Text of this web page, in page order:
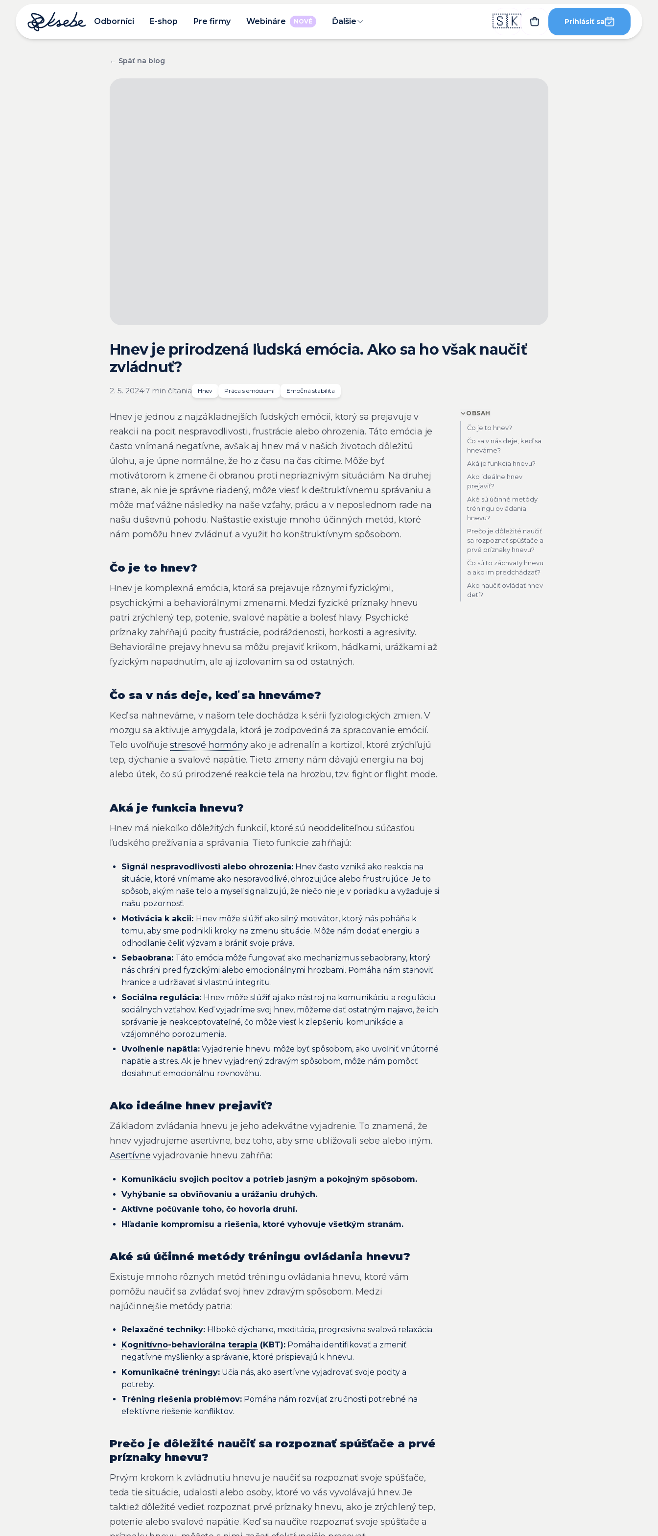
Odborníci E-shop Pre firmy Webináre NOVÉ Ďalšie 🇸🇰 Prihlásiť sa
← Späť na blog
Hnev je prirodzená ľudská emócia. Ako sa ho však naučiť
zvládnuť?
2. 5. 2024·7 min čítania Hnev Práca s emóciami Emočná stabilita
Hnev je jednou z najzákladnejších ľudských emócií, ktorý sa prejavuje v
reakcii na pocit nespravodlivosti, frustrácie alebo ohrozenia. Táto emócia je
často vnímaná negatívne, avšak aj hnev má v našich životoch dôležitú
úlohu, a je úpne normálne, že ho z času na čas cítime. Môže byť
motivátorom k zmene či obranou proti nepriaznivým situáciám. Na druhej
strane, ak nie je správne riadený, môže viesť k deštruktívnemu správaniu a
môže mať vážne následky na naše vzťahy, prácu a v neposlednom rade na
našu duševnú pohodu. Našťastie existuje mnoho účinných metód, ktoré
nám pomôžu hnev zvládnuť a využiť ho konštruktívnym spôsobom.
Čo je to hnev?
Hnev je komplexná emócia, ktorá sa prejavuje rôznymi fyzickými,
psychickými a behaviorálnymi zmenami. Medzi fyzické príznaky hnevu
patrí zrýchlený tep, potenie, svalové napätie a bolesť hlavy. Psychické
príznaky zahŕňajú pocity frustrácie, podráždenosti, horkosti a agresivity.
Behaviorálne prejavy hnevu sa môžu prejaviť krikom, hádkami, urážkami až
fyzickým napadnutím, ale aj izolovaním sa od ostatných.
Čo sa v nás deje, keď sa hneváme?
Keď sa nahneváme, v našom tele dochádza k sérii fyziologických zmien. V
mozgu sa aktivuje amygdala, ktorá je zodpovedná za spracovanie emócií.
Telo uvoľňujestresové hormónyako je adrenalín a kortizol, ktoré zrýchľujú
tep, dýchanie a svalové napätie. Tieto zmeny nám dávajú energiu na boj
alebo útek, čo sú prirodzené reakcie tela na hrozbu, tzv. fight or flight mode.
Aká je funkcia hnevu?
Hnev má niekoľko dôležitých funkcií, ktoré sú neoddeliteľnou súčasťou
ľudského prežívania a správania. Tieto funkcie zahŕňajú:
Signál nespravodlivosti alebo ohrozenia: Hnev často vzniká ako reakcia na
situácie, ktoré vnímame ako nespravodlivé, ohrozujúce alebo frustrujúce. Je to
spôsob, akým naše telo a myseľ signalizujú, že niečo nie je v poriadku a vyžaduje si
našu pozornosť.
Motivácia k akcii: Hnev môže slúžiť ako silný motivátor, ktorý nás poháňa k
tomu, aby sme podnikli kroky na zmenu situácie. Môže nám dodať energiu a
odhodlanie čeliť výzvam a brániť svoje práva.
Sebaobrana: Táto emócia môže fungovať ako mechanizmus sebaobrany, ktorý
nás chráni pred fyzickými alebo emocionálnymi hrozbami. Pomáha nám stanoviť
hranice a udržiavať si vlastnú integritu.
Sociálna regulácia: Hnev môže slúžiť aj ako nástroj na komunikáciu a reguláciu
sociálnych vzťahov. Keď vyjadríme svoj hnev, môžeme dať ostatným najavo, že ich
správanie je neakceptovateľné, čo môže viesť k zlepšeniu komunikácie a
vzájomného porozumenia.
Uvoľnenie napätia: Vyjadrenie hnevu môže byť spôsobom, ako uvoľniť vnútorné
napätie a stres. Ak je hnev vyjadrený zdravým spôsobom, môže nám pomôcť
dosiahnuť emocionálnu rovnováhu.
Ako ideálne hnev prejaviť?
Základom zvládania hnevu je jeho adekvátne vyjadrenie. To znamená, že
hnev vyjadrujeme asertívne, bez toho, aby sme ubližovali sebe alebo iným.
Asertívne vyjadrovanie hnevu zahŕňa:
Komunikáciu svojich pocitov a potrieb jasným a pokojným spôsobom.
Vyhýbanie sa obviňovaniu a urážaniu druhých.
Aktívne počúvanie toho, čo hovoria druhí.
Hľadanie kompromisu a riešenia, ktoré vyhovuje všetkým stranám.
Aké sú účinné metódy tréningu ovládania hnevu?
Existuje mnoho rôznych metód tréningu ovládania hnevu, ktoré vám
pomôžu naučiť sa zvládať svoj hnev zdravým spôsobom. Medzi
najúčinnejšie metódy patria:
Relaxačné techniky: Hlboké dýchanie, meditácia, progresívna svalová relaxácia.
Kognitívno-behaviorálna terapia (KBT): Pomáha identifikovať a zmeniť
negatívne myšlienky a správanie, ktoré prispievajú k hnevu.
Komunikačné tréningy: Učia nás, ako asertívne vyjadrovať svoje pocity a
potreby.
Tréning riešenia problémov: Pomáha nám rozvíjať zručnosti potrebné na
efektívne riešenie konfliktov.
Prečo je dôležité naučiť sa rozpoznať spúšťače a prvé
príznaky hnevu?
Prvým krokom k zvládnutiu hnevu je naučiť sa rozpoznať svoje spúšťače,
teda tie situácie, udalosti alebo osoby, ktoré vo vás vyvolávajú hnev. Je
taktiež dôležité vedieť rozpoznať prvé príznaky hnevu, ako je zrýchlený tep,
potenie alebo svalové napätie. Keď sa naučíte rozpoznať svoje spúšťače a
OBSAH
Čo je to hnev?
Čo sa v nás deje, keď sa
hneváme?
Aká je funkcia hnevu?
Ako ideálne hnev
prejaviť?
Aké sú účinné metódy
tréningu ovládania
hnevu?
Prečo je dôležité naučiť
sa rozpoznať spúšťače a
prvé príznaky hnevu?
Čo sú to záchvaty hnevu
a ako im predchádzať?
Ako naučiť ovládať hnev
detí?